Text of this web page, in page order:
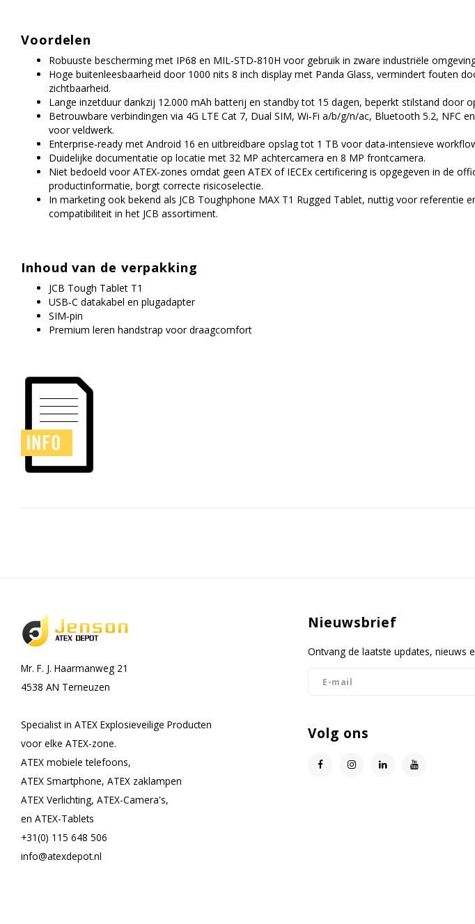
Voordelen
Robuuste bescherming met IP68 en MIL‑STD‑810H voor gebruik in zware industriële
Hoge buitenleesbaarheid door 1000 nits 8 inch display met Panda Glass, vermindert fouten
zichtbaarheid.
Lange inzetduur dankzij 12.000 mAh batterij en standby tot 15 dagen, beperkt stilstand door
Betrouwbare verbindingen via 4G LTE Cat 7, Dual SIM, Wi‑Fi a/b/g/n/ac, Bluetooth 5.2, NFC en
voor veldwerk.
Enterprise‑ready met Android 16 en uitbreidbare opslag tot 1 TB voor data‑intensieve
Duidelijke documentatie op locatie met 32 MP achtercamera en 8 MP frontcamera.
Niet bedoeld voor ATEX‑zones omdat geen ATEX of IECEx certificering is opgegeven in de
productinformatie, borgt correcte risicoselectie.
In marketing ook bekend als JCB Toughphone MAX T1 Rugged Tablet, nuttig voor referentie
compatibiliteit in het JCB assortiment.
Inhoud van de verpakking
JCB Tough Tablet T1
USB‑C datakabel en plugadapter
SIM‑pin
Premium leren handstrap voor draagcomfort
Mr. F. J. Haarmanweg 21
4538 AN Terneuzen
Specialist in ATEX Explosieveilige Producten
voor elke ATEX-zone.
ATEX mobiele telefoons,
ATEX Smartphone, ATEX zaklampen
ATEX Verlichting, ATEX-Camera's,
en ATEX-Tablets
+31(0) 115 648 506
info@atexdepot.nl
Nieuwsbrief
Ontvang de laatste updates, nieuws
Volg ons